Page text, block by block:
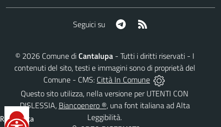
Seguici su Telegram
© 2026Comune diCantalupa- Tutti i diritti riservati - I
contenuti del sito, testi e immagini sono di proprietà del
Comune - CMS: Città In Comune
Questo sito utilizza, nella versione per UTENTI CON
DISLESSIA, Biancoenero ®, una font italiana ad Alta
Leggibilità.
Reimposta